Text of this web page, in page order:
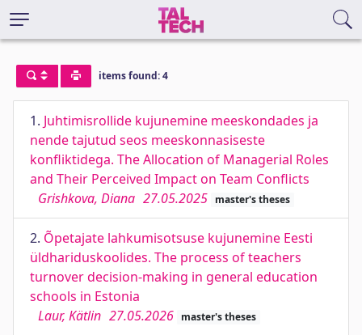
items found: 4
1. Juhtimisrollide kujunemine meeskondades ja
nende tajutud seos meeskonnasiseste
konfliktidega. The Allocation of Managerial Roles
and Their Perceived Impact on Team Conflicts
Grishkova, Diana 27.05.2025 master's theses
2. Õpetajate lahkumisotsuse kujunemine Eesti
üldhariduskoolides. The process of teachers
turnover decision-making in general education
schools in Estonia
Laur, Kätlin 27.05.2026 master's theses